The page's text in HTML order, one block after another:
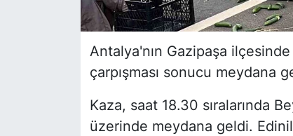
Antalya'nın Gazipaşa
çarpışması sonucu meydana
Kaza, saat 18.30 sıralarında
üzerinde meydana geldi.